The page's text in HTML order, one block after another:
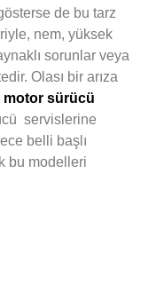
de bu tarz
nem, yüksek
sorunlar veya
Olası bir arıza
motor sürücü
servislerine
belli başlı
bu modelleri